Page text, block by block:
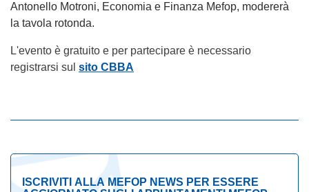
Antonello Motroni, Economia e Finanza Mefop, modererà
la tavola rotonda.
L'evento è gratuito e per partecipare è necessario
registrarsi sul sito CBBA
ISCRIVITI ALLA MEFOP NEWS PER ESSERE